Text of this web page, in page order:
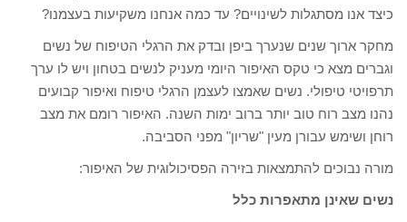
כיצד אנו מסתגלות לשינויים? עד כמה אנחנו משקיעות בעצמנו?
מחקר ארוך שנים שנערך ביפן ובדק את הרגלי הטיפוח של נשים
וגברים מצא כי טקס האיפור היומי מעניק לנשים בטחון ויש לו ערך
תרפויטי טיפולי. נשים שאמצו לעצמן הרגלי טיפוח ואיפור קבועים
נהנו מצב רוח טוב יותר ברוב ימות השנה. האיפור רומם את מצב
רוחן ושימש עבורן מעין "שריון" מפני הסביבה.
מורה נבוכים להתמצאות בזירה הפסיכולוגית של האיפור:
נשים שאינן מתאפרות כלל